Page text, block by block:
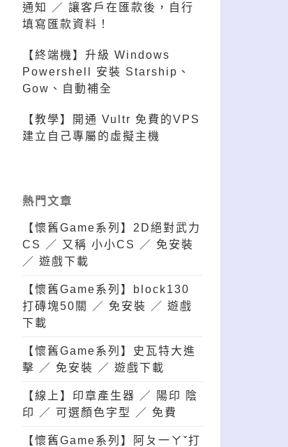
通知 ／ 讓客戶在匯款後，自行
填寫匯款資料！
【終端機】升級 Windows
Powershell 安裝 Starship、
Gow、自動補全
【教學】開通 Vultr 免費的VPS
建立自己專屬的虛擬主機
熱門文章
【懷舊Game系列】2D絕對武力
CS ／ 又稱 小小CS ／ 免安裝
／ 遊戲下載
【懷舊Game系列】block130
打磚塊50關 ／ 免安裝 ／ 遊戲
下載
【懷舊Game系列】史瓦特大進
擊 ／ 免安裝 ／ 遊戲下載
【線上】印章產生器 ／ 陽印 陰
印 ／ 可選顏色字型 ／ 免費
【懷舊Game系列】阿ㄆ一ㄚˇ打